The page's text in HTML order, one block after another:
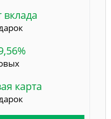
вклада
карта